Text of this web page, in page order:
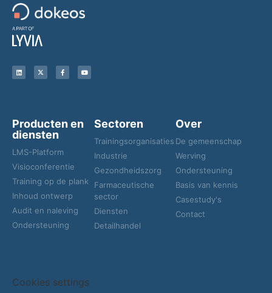
Producten en
diensten
LMS-Platform
Visioconferentie
Training op de plank
Inhoud ontwerp
Audit en naleving
Ondersteuning
Sectoren
Trainingsorganisaties
Industrie
Gezondheidszorg
Farmaceutische
sector
Diensten
Detailhandel
Over
De gemeenschap
Werving
Ondersteuning
Basis van kennis
Casestudy's
Contact
Cookies settings